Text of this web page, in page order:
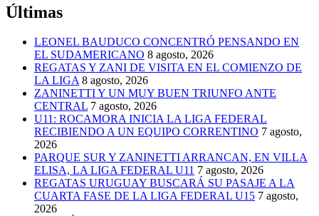
Últimas
LEONEL BAUDUCO CONCENTRÓ PENSANDO EN
EL SUDAMERICANO 8 agosto, 2026
REGATAS Y ZANI DE VISITA EN EL COMIENZO DE
LA LIGA 8 agosto, 2026
ZANINETTI Y UN MUY BUEN TRIUNFO ANTE
CENTRAL 7 agosto, 2026
U11: ROCAMORA INICIA LA LIGA FEDERAL
RECIBIENDO A UN EQUIPO CORRENTINO 7 agosto,
2026
PARQUE SUR Y ZANINETTI ARRANCAN, EN VILLA
ELISA, LA LIGA FEDERAL U11 7 agosto, 2026
REGATAS URUGUAY BUSCARÁ SU PASAJE A LA
CUARTA FASE DE LA LIGA FEDERAL U15 7 agosto,
2026